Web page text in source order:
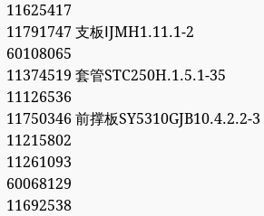
11625417
11791747 支板ⅠJMH1.11.1-2
60108065
11374519 套管STC250H.1.5.1-35
11126536
11750346 前撑板SY5310GJB10.4.2.2-3
11215802
11261093
60068129
11692538